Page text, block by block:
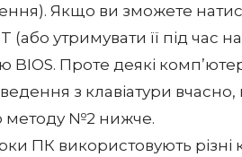
Якщо ви зможете
(або утримувати її під час
BIOS. Проте деякі
з клавіатури
методу №2 нижче.
ПК використовують різні